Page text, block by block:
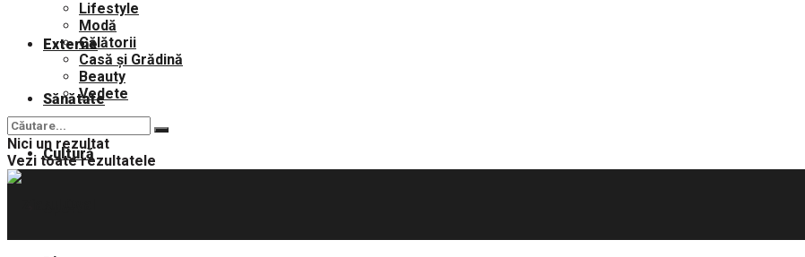
Externe
Sănătate
Cultură
Lifestyle
Modă
Călătorii
Casă și Grădină
Beauty
Vedete
Nici un rezultat
Vezi toate rezultatele